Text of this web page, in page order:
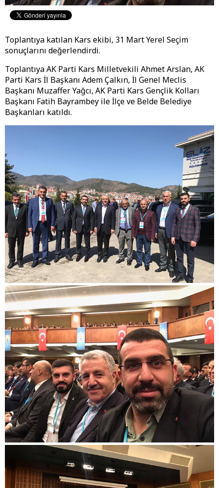
Toplantıya katılan Kars ekibi, 31 Mart Yerel Seçim
sonuçlarını değerlendirdi.
Toplantıya AK Parti Kars Milletvekili Ahmet Arslan, AK
Parti Kars İl Başkanı Adem Çalkın, İl Genel Meclis
Başkanı Muzaffer Yağcı, AK Parti Kars Gençlik Kolları
Başkanı Fatih Bayrambey ile İlçe ve Belde Belediye
Başkanları katıldı.